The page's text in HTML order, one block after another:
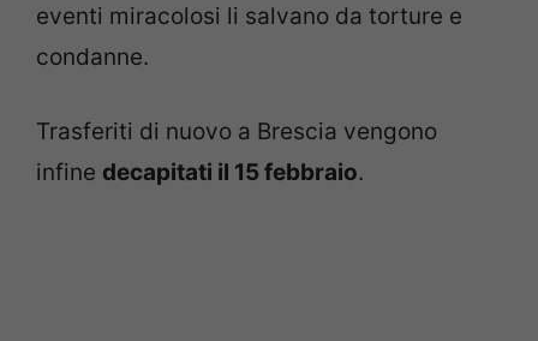
eventi miracolosi li salvano da torture e
condanne.
Trasferiti di nuovo a Brescia vengono
infine decapitati il 15 febbraio.